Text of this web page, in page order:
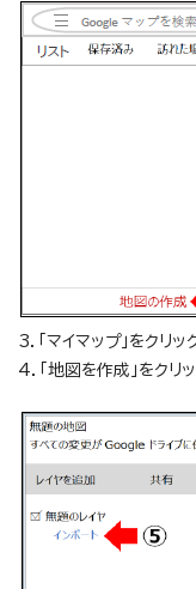
3．「マイマップ」をクリッ
4．「地図を作成」をクリ